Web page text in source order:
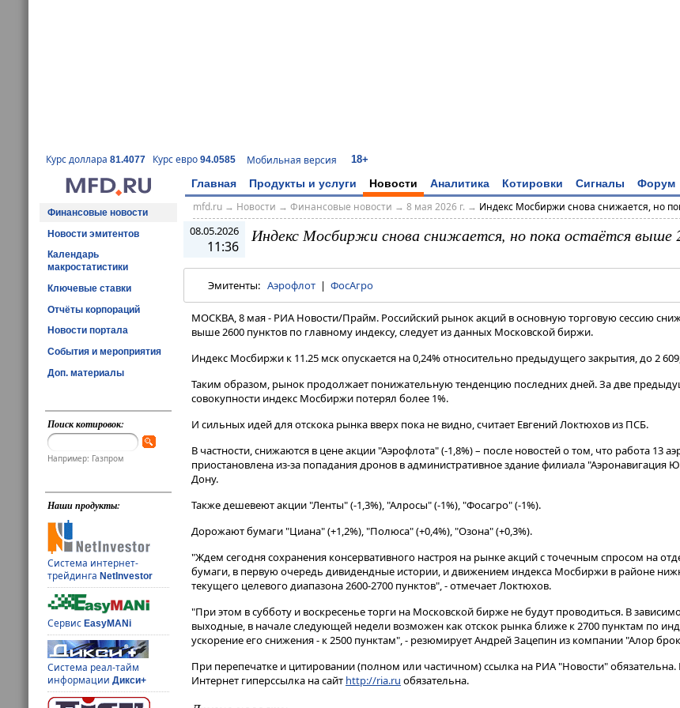
Курс доллара 81.4077 Курс евро 94.0585 Мобильная версия 18+
Главная Продукты и услуги Новости Аналитика Котировки Сигналы Форум
Финансовые новости
Новости эмитентов
Календарь
макростатистики
Ключевые ставки
Отчёты корпораций
Новости портала
События и мероприятия
Доп. материалы
Поиск котировок:
Например: Газпром
Наши продукты:
Система интернет-
трейдингаNetInvestor
СервисEasyMANi
Система реал-тайм
информацииДикси+
mfd.ru→ Новости → Финансовые новости → 8 мая 2026 г. → Индекс Мосбиржи снова снижается, но
08.05.2026
11:36
Индекс Мосбиржи снова снижается, но пока остаётся выше
Эмитенты: Аэрофлот | ФосАгро
МОСКВА, 8 мая - РИА Новости/Прайм. Российский рынок акций в основную торговую сессию
выше 2600 пунктов по главному индексу, следует из данных Московской биржи.
Индекс Мосбиржи к 11​​​.25 мск опускается на 0,24% относительно предыдущего закрытия, до 2
Таким образом, рынок продолжает понижательную тенденцию последних дней. За две
совокупности индекс Мосбиржи потерял более 1%.
И сильных идей для отскока рынка вверх пока не видно, считает Евгений Локтюхов из ПСБ.
В частности, снижаются в цене акции "Аэрофлота" (-1,8%) – после новостей о том, что работа 13
приостановлена из-за попадания дронов в административное здание филиала "Аэронавигация
Дону.
Также дешевеют акции "Ленты" (-1,3%), "Алросы" (-1%), "Фосагро" (-1%).
Дорожают бумаги "Циана" (+1,2%), "Полюса" (+0,4%), "Озона" (+0,3%).
"Ждем сегодня сохранения консервативного настроя на рынке акций с точечным спросом на
бумаги, в первую очередь дивидендные истории, и движением индекса Мосбиржи в районе
текущего целевого диапазона 2600-2700 пунктов", - отмечает Локтюхов.
"При этом в субботу и воскресенье торги на Московской бирже не будут проводиться. В
выходные, в начале следующей недели возможен как отскок рынка ближе к 2700 пунктам по
ускорение его снижения - к 2500 пунктам", - резюмирует Андрей Зацепин из компании "Алор
При перепечатке и цитировании (полном или частичном) ссылка на РИА "Новости"
Интернет гиперссылка на сайт http://ria.ru обязательна.